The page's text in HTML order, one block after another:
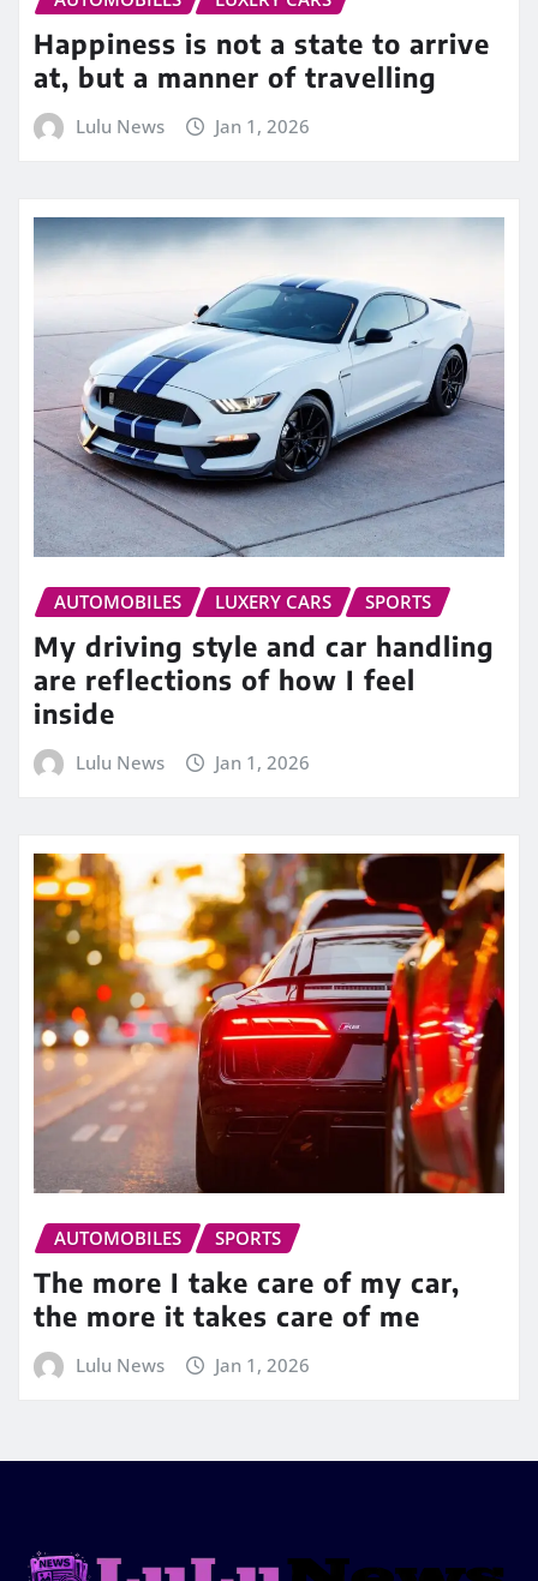
Happiness is not a state to arrive
at, but a manner of travelling
Lulu News Jan 1, 2026
AUTOMOBILES LUXERY CARS SPORTS
My driving style and car handling
are reflections of how I feel
inside
Lulu News Jan 1, 2026
AUTOMOBILES SPORTS
The more I take care of my car,
the more it takes care of me
Lulu News Jan 1, 2026